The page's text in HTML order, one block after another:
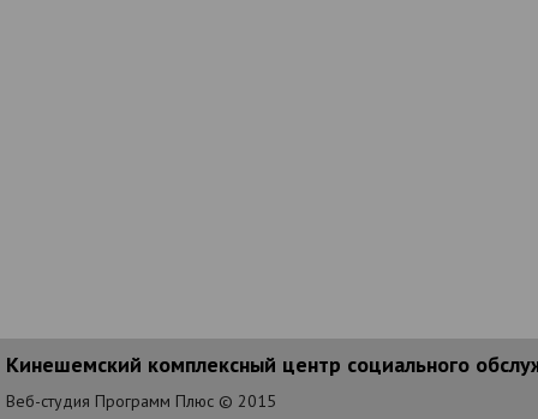
Кинешемский комплексный центр социального
Веб-студия Программ Плюс © 2015